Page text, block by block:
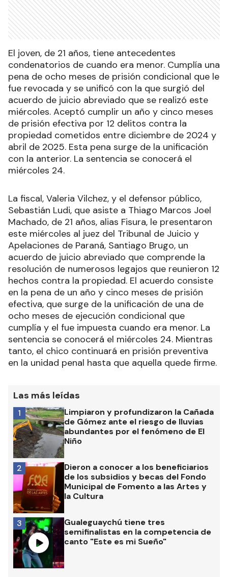
El joven, de 21 años, tiene antecedentes
condenatorios de cuando era menor. Cumplía una
pena de ocho meses de prisión condicional que le
fue revocada y se unificó con la que surgió del
acuerdo de juicio abreviado que se realizó este
miércoles. Aceptó cumplir un año y cinco meses
de prisión efectiva por 12 delitos contra la
propiedad cometidos entre diciembre de 2024 y
abril de 2025. Esta pena surge de la unificación
con la anterior. La sentencia se conocerá el
miércoles 24.
La fiscal, Valeria Vilchez, y el defensor público,
Sebastián Ludi, que asiste a Thiago Marcos Joel
Machado, de 21 años, alias Fisura, le presentaron
este miércoles al juez del Tribunal de Juicio y
Apelaciones de Paraná, Santiago Brugo, un
acuerdo de juicio abreviado que comprende la
resolución de numerosos legajos que reunieron 12
hechos contra la propiedad. El acuerdo consiste
en la pena de un año y cinco meses de prisión
efectiva, que surge de la unificación de una de
ocho meses de ejecución condicional que
cumplía y el fue impuesta cuando era menor. La
sentencia se conocerá el miércoles 24. Mientras
tanto, el chico continuará en prisión preventiva
en la unidad penal hasta que aquella quede firme.
Las más leídas
Limpiaron y profundizaron la Cañada
de Gómez ante el riesgo de lluvias
abundantes por el fenómeno de El
Niño
1
Dieron a conocer a los beneficiarios
de los subsidios y becas del Fondo
Municipal de Fomento a las Artes y
la Cultura
2
Gualeguaychú tiene tres
semifinalistas en la competencia de
canto "Este es mi Sueño"
3